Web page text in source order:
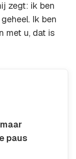
zegt: ik ben
Ik ben
met u, dat is
paus